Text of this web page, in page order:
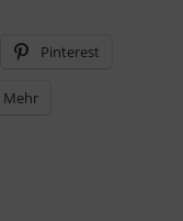
Pinterest
Mehr